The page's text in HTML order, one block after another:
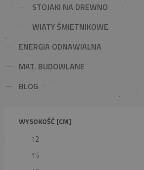
STOJAKI NA DREWNO
WIATY ŚMIETNIKOWE
ENERGIA ODNAWIALNA
MAT. BUDOWLANE
BLOG
WYSOKOŚĆ [CM]
12
15